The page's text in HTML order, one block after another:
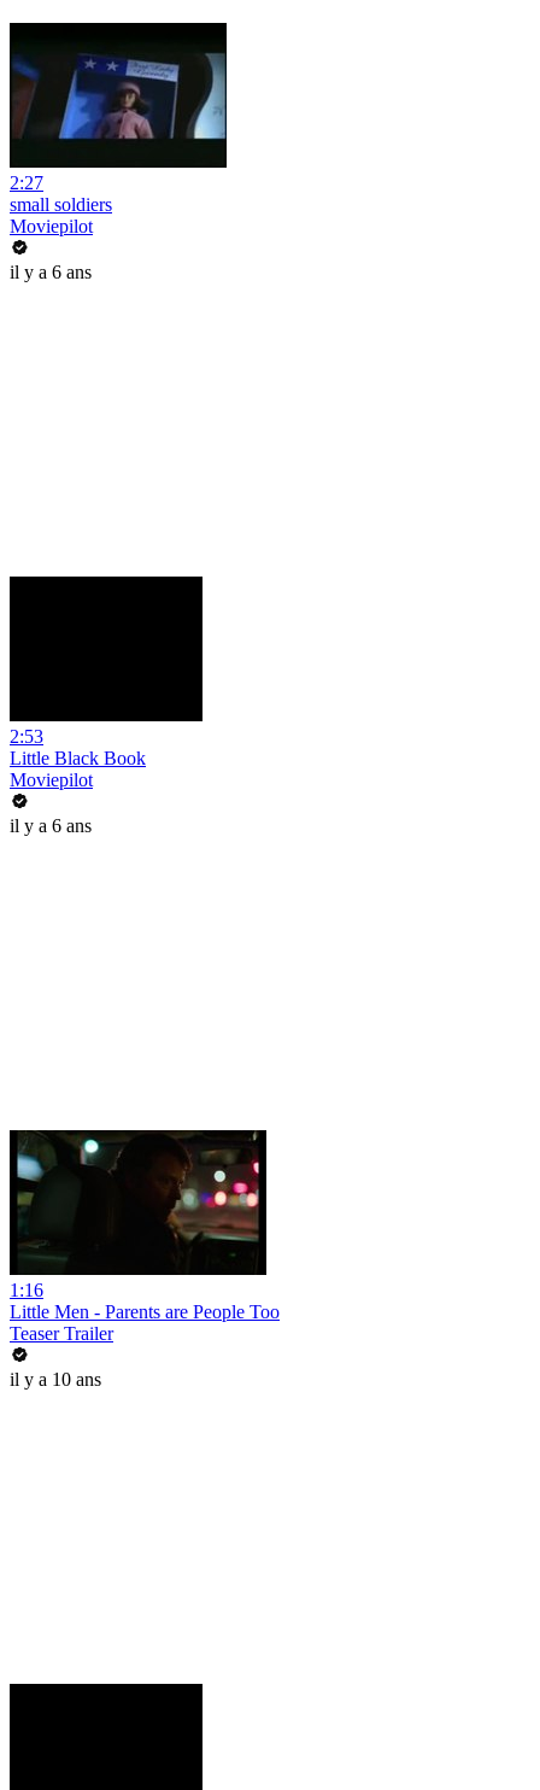
2:27
small soldiers
Moviepilot
il y a 6 ans
2:53
Little Black Book
Moviepilot
il y a 6 ans
1:16
Little Men - Parents are People Too
Teaser Trailer
il y a 10 ans